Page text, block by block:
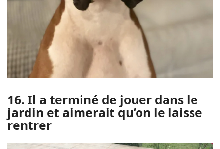
16. Il a terminé de jouer dans le
jardin et aimerait qu’on le laisse
rentrer